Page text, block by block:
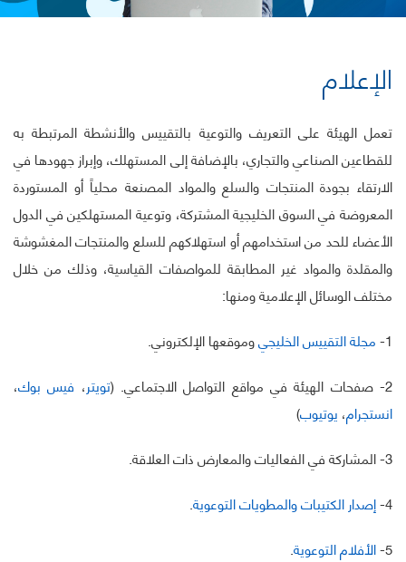
الإعلام
تعمل الهيئة على التعريف والتوعية بالتقييس والأنشطة المرتبطة به
للقطاعين الصناعي والتجاري، بالإضافة إلى المستهلك، وإبراز جهودها في
الارتقاء بجودة المنتجات والسلع والمواد المصنعة محلياً أو المستوردة
المعروضة في السوق الخليجية المشتركة، وتوعية المستهلكين في الدول
الأعضاء للحد من استخدامهم أو استهلاكهم للسلع والمنتجات المغشوشة
والمقلدة والمواد غير المطابقة للمواصفات القياسية، وذلك من خلال
مختلف الوسائل الإعلامية ومنها:
1- مجلة التقييس الخليجيوموقعها الإلكتروني.
2- صفحات الهيئة في مواقع التواصل الاجتماعي. (
تويتر، فيس بوك،
انستجرام، يوتيوب)
3- المشاركة في الفعاليات والمعارض ذات العلاقة.
4- إصدار الكتيبات والمطويات التوعوية.
5- الأفلام التوعوية.